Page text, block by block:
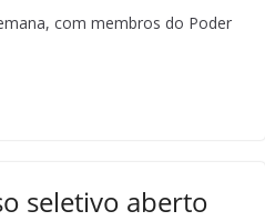
com membros do Poder
seletivo aberto